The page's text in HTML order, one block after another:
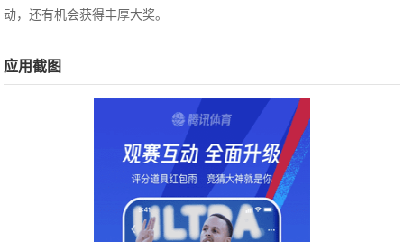
动，还有机会获得丰厚大奖。
应用截图